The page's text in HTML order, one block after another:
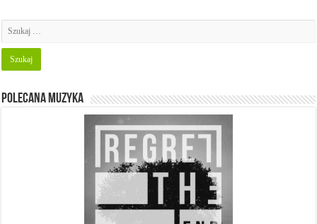
Polecana muzyka